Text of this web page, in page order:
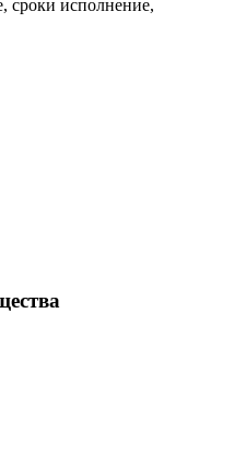
сроки исполнение,